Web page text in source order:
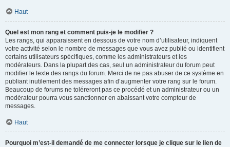
Haut
Quel est mon rang et comment puis-je le modifier ?
Les rangs, qui apparaissent en dessous de votre nom d’utilisateur, indiquent
votre activité selon le nombre de messages que vous avez publié ou identifient
certains utilisateurs spécifiques, comme les administrateurs et les
modérateurs. Dans la plupart des cas, seul un administrateur du forum peut
modifier le texte des rangs du forum. Merci de ne pas abuser de ce système en
publiant inutilement des messages afin d’augmenter votre rang sur le forum.
Beaucoup de forums ne toléreront pas ce procédé et un administrateur ou un
modérateur pourra vous sanctionner en abaissant votre compteur de
messages.
Haut
Pourquoi m’est-il demandé de me connecter lorsque je clique sur le lien de